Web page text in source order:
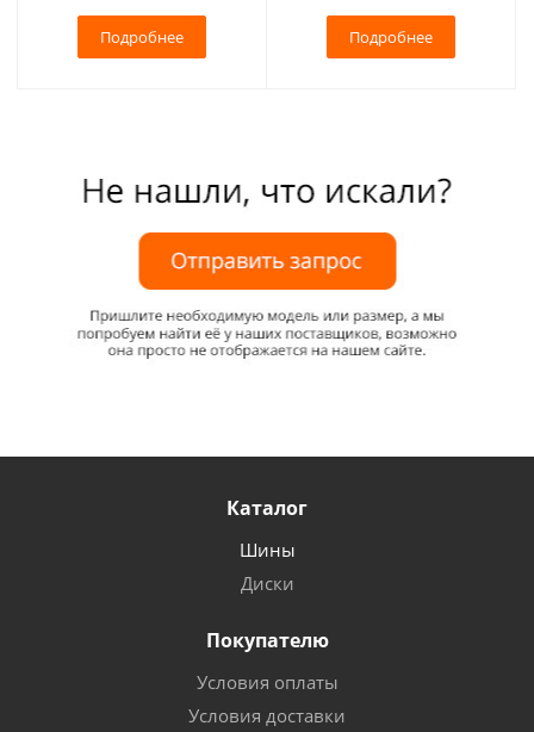
Подробнее Подробнее
Каталог
Шины
Диски
Покупателю
Условия оплаты
Условия доставки